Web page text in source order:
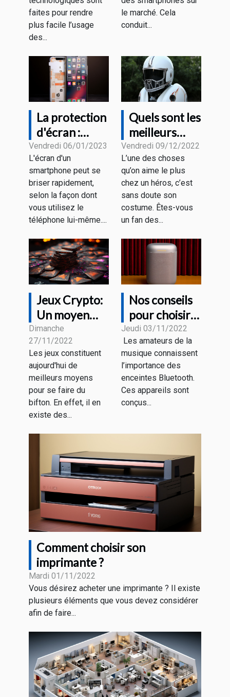
faites pour rendre
plus facile l’usage
des...
le marché. Cela
conduit...
La protection
d'écran :
vaut-elle la
peine d'être
achetée ?
Vendredi 06/01/2023
L'écran d'un
smartphone peut se
briser rapidement,
selon la façon dont
vous utilisez le
téléphone lui-même....
Quels sont les
meilleurs
casques Iron
Man ?
Vendredi 09/12/2022
L’une des choses
qu’on aime le plus
chez un héros, c’est
sans doute son
costume. Êtes-vous
un fan des...
Jeux Crypto:
Un moyen
pour se faire
de l'argent.
Dimanche
27/11/2022
Les jeux constituent
aujourd'hui de
meilleurs moyens
pour se faire du
bifton. En effet, il en
existe des...
Nos conseils
pour choisir
une bonne
enceinte
Bluetooth
Jeudi 03/11/2022
Les amateurs de la
musique connaissent
l’importance des
enceintes Bluetooth.
Ces appareils sont
conçus...
Comment choisir son
imprimante ?
Mardi 01/11/2022
Vous désirez acheter une imprimante ? Il existe
plusieurs éléments que vous devez considérer
afin de faire...